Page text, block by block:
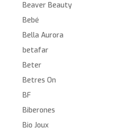
Beaver Beauty
Bebé
Bella Aurora
betafar
Beter
Betres On
BF
Biberones
Bio Joux